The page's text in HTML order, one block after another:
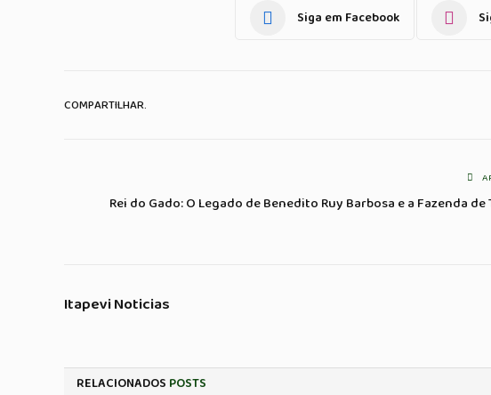
Siga em Facebook
COMPARTILHAR.
Rei do Gado: O Legado de Benedito Ruy Barbosa e a Fazenda
Itapevi Noticias
RELACIONADOS POSTS